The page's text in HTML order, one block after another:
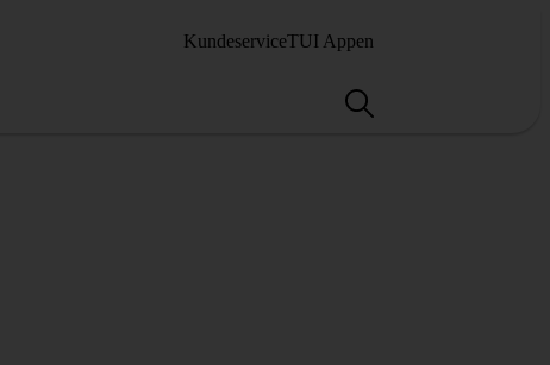
KundeserviceTUI Appen